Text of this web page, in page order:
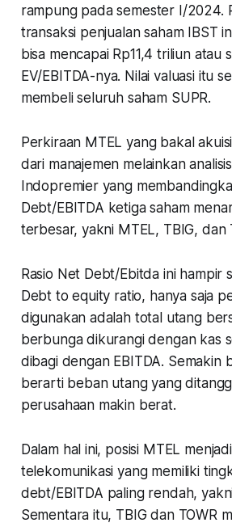
rampung pada semester I/2024.
transaksi penjualan saham IBST
bisa mencapai Rp11,4 triliun atau
EV/EBITDA-nya. Nilai valuasi itu
membeli seluruh saham SUPR.
Perkiraan MTEL yang bakal
dari manajemen melainkan
Indopremier yang
Debt/EBITDA ketiga saham
terbesar, yakni MTEL, TBIG, dan
Rasio Net Debt/Ebitda ini hampir
Debt to equity ratio, hanya saja
digunakan adalah total utang
berbunga dikurangi dengan kas
dibagi dengan EBITDA. Semakin
berarti beban utang yang
perusahaan makin berat.
Dalam hal ini, posisi MTEL
telekomunikasi yang memiliki
debt/EBITDA paling rendah,
Sementara itu, TBIG dan TOWR